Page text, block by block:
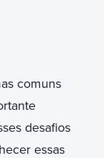
comuns
desafios
essas